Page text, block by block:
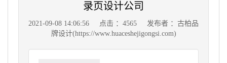
录页设计公司
2021-09-08 14:06:56 点击 ：4565
发布者 ：古柏品
牌设计(https://www.huaceshejigongsi.com)